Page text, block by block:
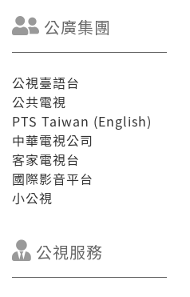
公廣集團
公視臺語台
公共電視
PTS Taiwan (English)
中華電視公司
客家電視台
國際影音平台
小公視
公視服務